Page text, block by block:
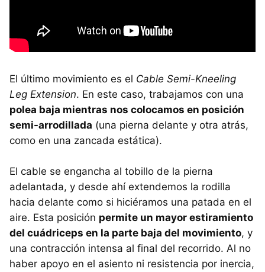
El último movimiento es el Cable Semi-Kneeling
Leg Extension. En este caso, trabajamos con una
polea baja mientras nos colocamos en posición
semi-arrodillada (una pierna delante y otra atrás,
como en una zancada estática).
El cable se engancha al tobillo de la pierna
adelantada, y desde ahí extendemos la rodilla
hacia delante como si hiciéramos una patada en el
aire. Esta posición permite un mayor estiramiento
del cuádriceps en la parte baja del movimiento, y
una contracción intensa al final del recorrido. Al no
haber apoyo en el asiento ni resistencia por inercia,